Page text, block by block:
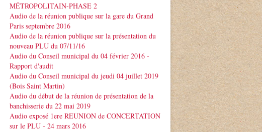
MÉTROPOLITAIN-PHASE 2
Audio de la réunion publique sur la gare du Grand
Paris septembre 2016
Audio de la réunion publique sur la présentation du
nouveau PLU du 07/11/16
Audio du Conseil municipal du 04 février 2016 -
Rapport d'audit
Audio du Conseil municipal du jeudi 04 juillet 2019
(Bois Saint Martin)
Audio du début de la réunion de présentation de la
banchisserie du 22 mai 2019
Audio exposé 1ere REUNION de CONCERTATION
sur le PLU - 24 mars 2016